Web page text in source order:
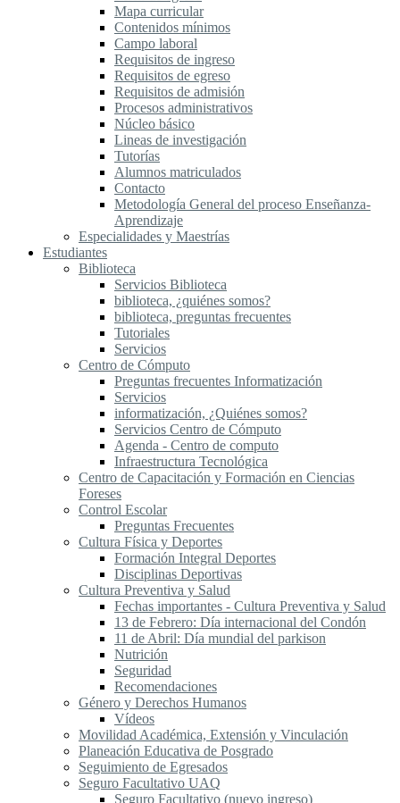
Mapa curricular
Contenidos mínimos
Campo laboral
Requisitos de ingreso
Requisitos de egreso
Requisitos de admisión
Procesos administrativos
Núcleo básico
Lineas de investigación
Tutorías
Alumnos matriculados
Contacto
Metodología General del proceso Enseñanza-
Aprendizaje
Especialidades y Maestrías
Estudiantes
Biblioteca
Servicios Biblioteca
biblioteca, ¿quiénes somos?
biblioteca, preguntas frecuentes
Tutoriales
Servicios
Centro de Cómputo
Preguntas frecuentes Informatización
Servicios
informatización, ¿Quiénes somos?
Servicios Centro de Cómputo
Agenda - Centro de computo
Infraestructura Tecnológica
Centro de Capacitación y Formación en Ciencias
Foreses
Control Escolar
Preguntas Frecuentes
Cultura Física y Deportes
Formación Integral Deportes
Disciplinas Deportivas
Cultura Preventiva y Salud
Fechas importantes - Cultura Preventiva y Salud
13 de Febrero: Día internacional del Condón
11 de Abril: Día mundial del parkison
Nutrición
Seguridad
Recomendaciones
Género y Derechos Humanos
Vídeos
Movilidad Académica, Extensión y Vinculación
Planeación Educativa de Posgrado
Seguimiento de Egresados
Seguro Facultativo UAQ
Seguro Facultativo (nuevo ingreso)